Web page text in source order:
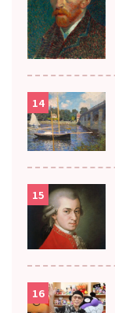
14
15
16